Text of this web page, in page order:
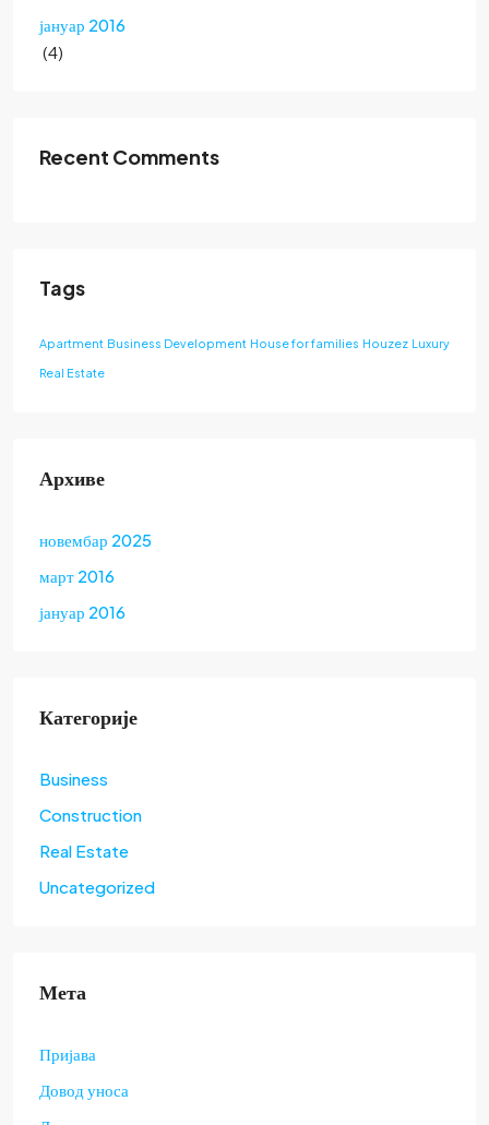
јануар 2016
(4)
Recent Comments
Tags
Apartment Business Development House for families Houzez Luxury
Real Estate
Архиве
новембар 2025
март 2016
јануар 2016
Категорије
Business
Construction
Real Estate
Uncategorized
Мета
Пријава
Довод уноса